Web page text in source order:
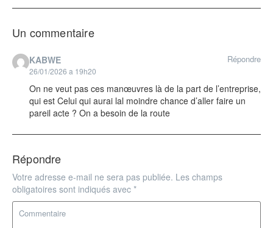
Un commentaire
KABWE
26/01/2026 a 19h20
Répondre
On ne veut pas ces manœuvres là de la part de l’entreprise,
qui est Celui qui aurai lal moindre chance d’aller faire un
pareil acte ? On a besoin de la route
Répondre
Votre adresse e-mail ne sera pas publiée. Les champs
obligatoires sont indiqués avec *